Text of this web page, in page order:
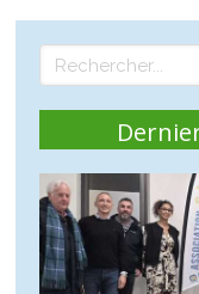
Rechercher